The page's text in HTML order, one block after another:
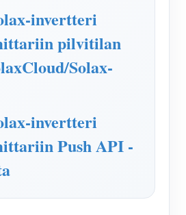
ja simulointijärjestelmä
energianäyttö
seuranta
ohjausjärjestelmä
aloitus
invertteri
pilvitilan
Solax-
invertteri
Push API -